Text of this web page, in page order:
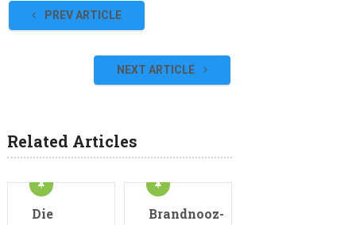
PREV ARTICLE
NEXT ARTICLE
Related Articles
Die
Brandnooz-